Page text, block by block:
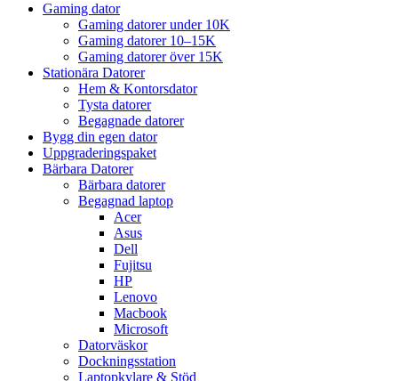
Gaming dator
Gaming datorer under 10K
Gaming datorer 10–15K
Gaming datorer över 15K
Stationära Datorer
Hem & Kontorsdator
Tysta datorer
Begagnade datorer
Bygg din egen dator
Uppgraderingspaket
Bärbara Datorer
Bärbara datorer
Begagnad laptop
Acer
Asus
Dell
Fujitsu
HP
Lenovo
Macbook
Microsoft
Datorväskor
Dockningsstation
Laptopkylare & Stöd